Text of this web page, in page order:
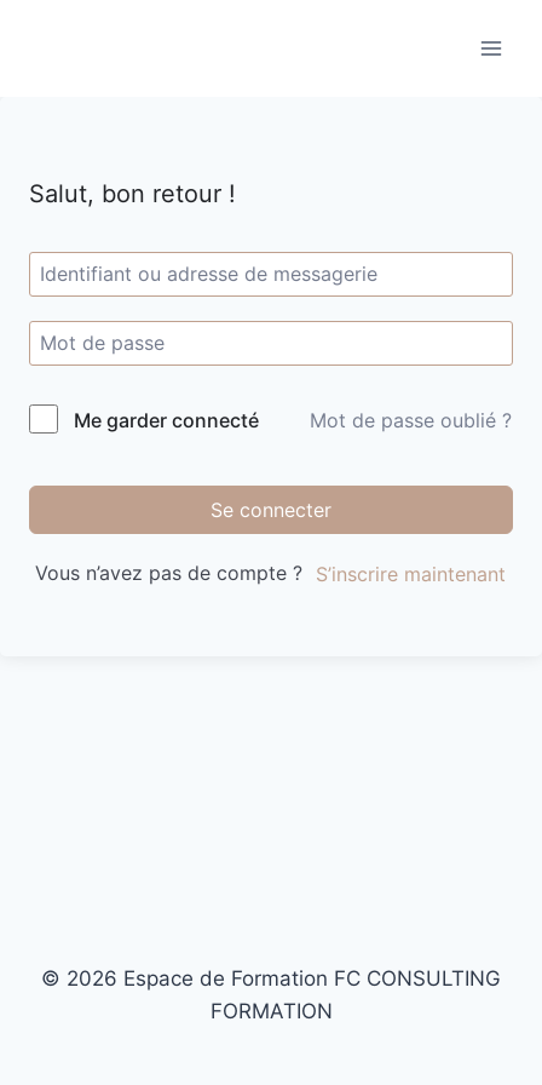
Salut, bon retour !
Me garder connecté Mot de passe oublié ?
Se connecter
Vous n’avez pas de compte ? S’inscrire maintenant
© 2026 Espace de Formation FC CONSULTING
FORMATION